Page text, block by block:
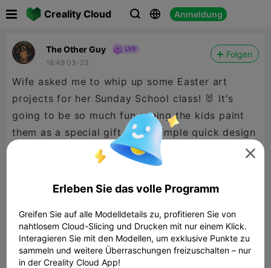
Creality Cloud   Anmeldung
The Other Guy
18:49 03-23
Folgen
Wife asked me to whip up some Easter art
projects for her Sunday School class! 🐰 It's
going to be so much fun seeing the kids paint
them as a special gift. It's a simple quick design
that's perfect for little hands. Hoping they'll all
have a blast getting creative! Print some up to
hand out or put in baskets with a little paint set.
Enjoy and Happy Easter! #EasterCrafts
#SundaySchoolFun #KidsArt #EasterGifts
#GetCreative

Erleben Sie das volle Programm
Greifen Sie auf alle Modelldetails zu, profitieren Sie von
nahtlosem Cloud-Slicing und Drucken mit nur einem Klick.
Interagieren Sie mit den Modellen, um exklusive Punkte zu
sammeln und weitere Überraschungen freizuschalten – nur
in der Creality Cloud App!